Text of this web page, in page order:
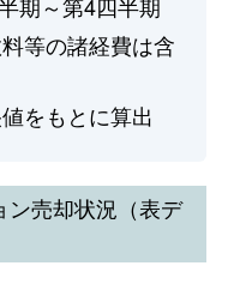
等の諸経費は含
をもとに算出
ン売却状況（表デ